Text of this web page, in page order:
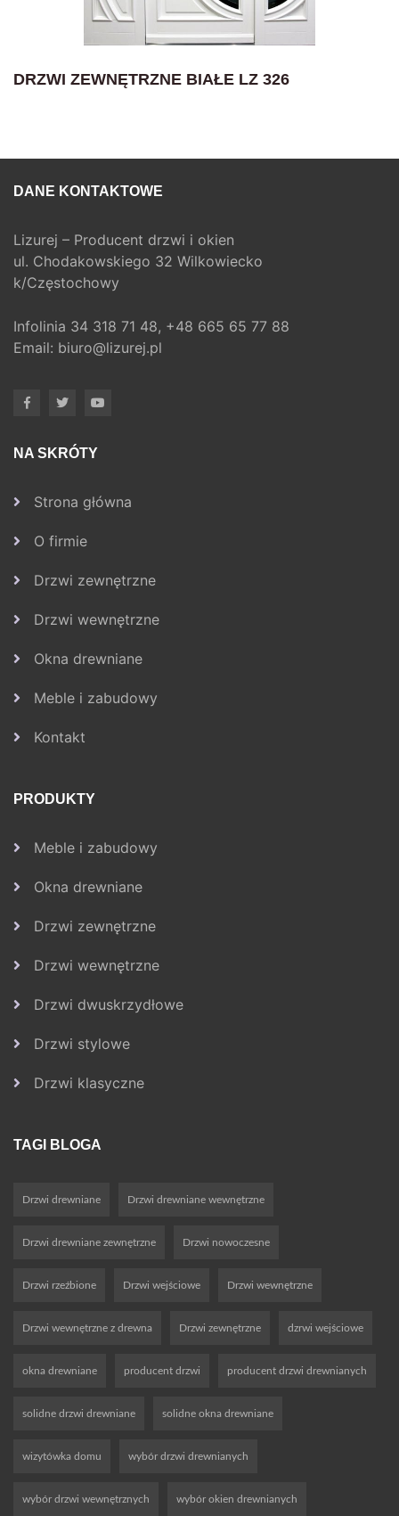
DRZWI ZEWNĘTRZNE BIAŁE LZ 326
DANE KONTAKTOWE
Lizurej – Producent drzwi i okien
ul. Chodakowskiego 32 Wilkowiecko
k/Częstochowy
Infolinia 34 318 71 48, +48 665 65 77 88
Email: biuro@lizurej.pl
NA SKRÓTY
Strona główna
O firmie
Drzwi zewnętrzne
Drzwi wewnętrzne
Okna drewniane
Meble i zabudowy
Kontakt
PRODUKTY
Meble i zabudowy
Okna drewniane
Drzwi zewnętrzne
Drzwi wewnętrzne
Drzwi dwuskrzydłowe
Drzwi stylowe
Drzwi klasyczne
TAGI BLOGA
Drzwi drewniane Drzwi drewniane wewnętrzne
Drzwi drewniane zewnętrzne Drzwi nowoczesne
Drzwi rzeźbione Drzwi wejściowe Drzwi wewnętrzne
Drzwi wewnętrzne z drewna Drzwi zewnętrzne dzrwi wejściowe
okna drewniane producent drzwi producent drzwi drewnianych
solidne drzwi drewniane solidne okna drewniane
wizytówka domu wybór drzwi drewnianych
wybór drzwi wewnętrznych wybór okien drewnianych